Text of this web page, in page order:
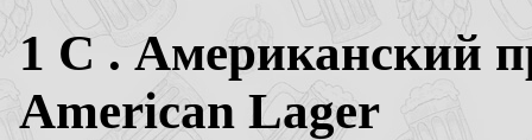
1 C . Американский
American Lager